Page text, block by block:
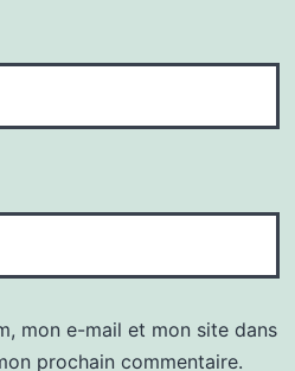
mon e-mail et mon site dans
prochain commentaire.